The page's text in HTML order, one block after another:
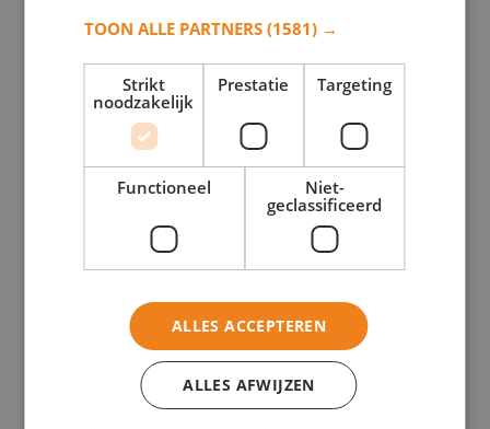
Model 1024
Toevoegen aan verlanglijst
Monument samenstellen
TOON ALLE PARTNERS(1581) →
Strikt
noodzakelijk
Prestatie Targeting
Functioneel
Niet-
geclassificeerd
ALLES ACCEPTEREN
ALLES AFWIJZEN